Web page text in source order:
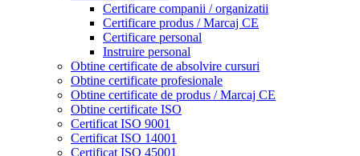
Certificare companii / organizatii
Certificare produs / Marcaj CE
Certificare personal
Instruire personal
Obtine certificate de absolvire cursuri
Obtine certificate profesionale
Obtine certificate de produs / Marcaj CE
Obtine certificate ISO
Certificat ISO 9001
Certificat ISO 14001
Certificat ISO 45001